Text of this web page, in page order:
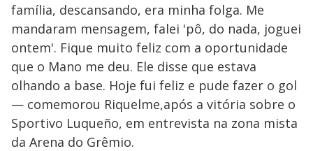
família, descansando, era minha folga. Me
mandaram mensagem, falei 'pô, do nada, joguei
ontem'. Fique muito feliz com a oportunidade
que o Mano me deu. Ele disse que estava
olhando a base. Hoje fui feliz e pude fazer o gol
— comemorou Riquelme,após a vitória sobre o
Sportivo Luqueño, em entrevista na zona mista
da Arena do Grêmio.